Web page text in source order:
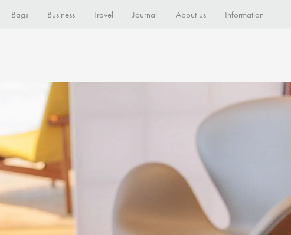
Bags Business Travel Journal About us Information